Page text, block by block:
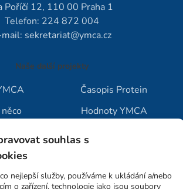
souhlas s
nejlepší služby, používáme k ukládání a/nebo
o zařízení, technologie jako jsou soubory
Poříčí 12, 110 00 Praha 1
Telefon: 224 872 004
sekretariat@ymca.cz
Naše další projekty
Časopis Protein
Hodnoty YMCA